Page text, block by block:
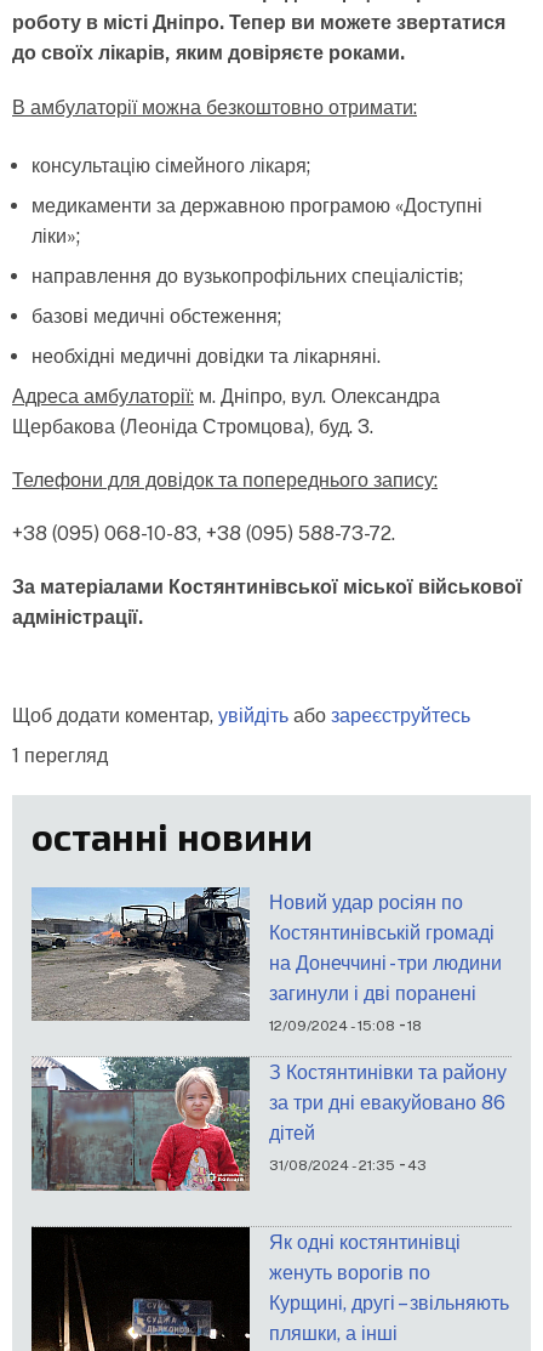
роботу в місті Дніпро. Тепер ви можете звертатися
до своїх лікарів, яким довіряєте роками.
В амбулаторії можна безкоштовно отримати:
консультацію сімейного лікаря;
медикаменти за державною програмою «Доступні
ліки»;
направлення до вузькопрофільних спеціалістів;
базові медичні обстеження;
необхідні медичні довідки та лікарняні.
Адреса амбулаторії: м. Дніпро, вул. Олександра
Щербакова (Леоніда Стромцова), буд. 3.
Телефони для довідок та попереднього запису:
+38 (095) 068-10-83, +38 (095) 588-73-72.
За матеріалами Костянтинівської міської військової
адміністрації.
Щоб додати коментар, увійдіть або зареєструйтесь
1 перегляд
останні новини
Новий удар росіян по
Костянтинівській громаді
на Донеччині - три людини
загинули і дві поранені
12/09/2024 - 15:08 -18
З Костянтинівки та району
за три дні евакуйовано 86
дітей
31/08/2024 - 21:35 - 43
Як одні костянтинівці
женуть ворогів по
Курщині, другі – звільняють
пляшки, а інші